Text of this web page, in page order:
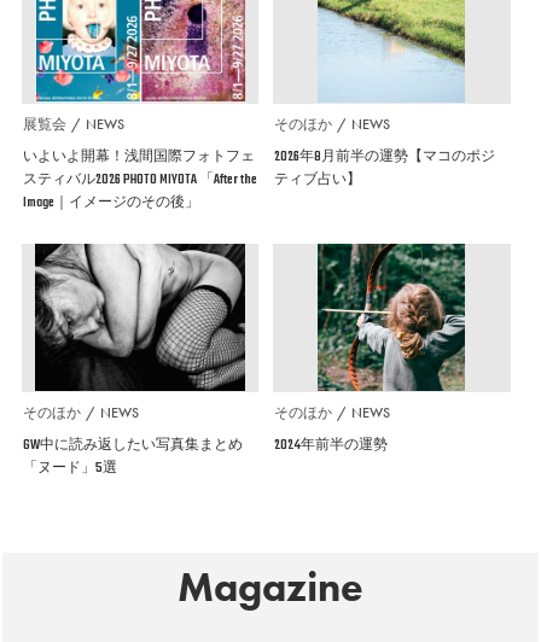
展覧会 NEWS
いよいよ開幕！浅間国際フォトフェ
スティバル2026 PHOTO MIYOTA 「After the
Image｜イメージのその後」
そのほか NEWS
2026年8月前半の運勢【マコのポジ
ティブ占い】
そのほか NEWS
GW中に読み返したい写真集まとめ
「ヌード」5選
そのほか NEWS
2024年前半の運勢
Magazine